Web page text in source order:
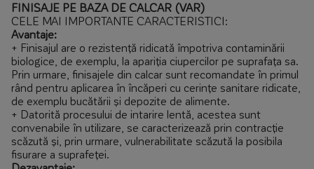
FINISAJE PE BAZA DE CALCAR (VAR)
CELE MAI IMPORTANTE CARACTERISTICI:
Avantaje:
+ Finisajul are o rezistență ridicată împotriva contaminării
biologice, de exemplu, la apariția ciupercilor pe suprafața sa.
Prin urmare, finisajele din calcar sunt recomandate în primul
rând pentru aplicarea în încăperi cu cerințe sanitare ridicate,
de exemplu bucătării și depozite de alimente.
+ Datorită procesului de intarire lentă, acestea sunt
convenabile în utilizare, se caracterizează prin contracție
scăzută și, prin urmare, vulnerabilitate scăzută la posibila
fisurare a suprafeței.